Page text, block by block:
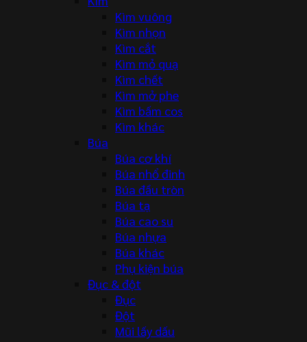
Kìm vuông
Kìm nhọn
Kìm cắt
Kìm mỏ quạ
Kìm chết
Kìm mở phe
Kìm bấm cos
Kìm khác
Búa
Búa cơ khí
Búa nhổ đinh
Búa đầu tròn
Búa tạ
Búa cao su
Búa nhựa
Búa khác
Phụ kiện búa
Đục & đột
Đục
Đột
Mũi lấy dấu